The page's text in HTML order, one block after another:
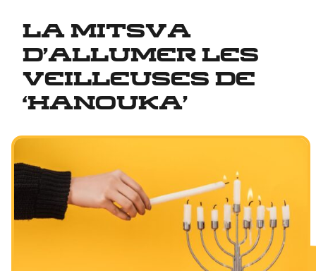
La mitsva
d’allumer les
veilleuses de
‘Hanouka’